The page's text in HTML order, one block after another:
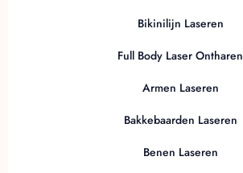
Bikinilijn Laseren
Full Body Laser Ontharen
Armen Laseren
Bakkebaarden Laseren
Benen Laseren